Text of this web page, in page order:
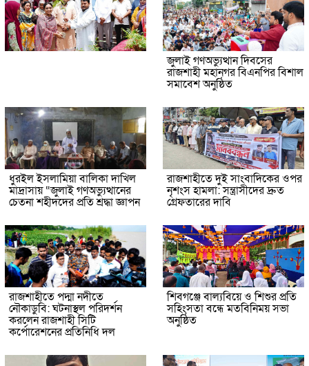
জুলাই গণঅভ্যুত্থান দিবসের
রাজশাহী মহানগর বিএনপির বিশাল
সমাবেশ অনুষ্ঠিত
ধুরইল ইসলামিয়া বালিকা দাখিল
মাদ্রাসায় “জুলাই গণঅভ্যুত্থানের
চেতনা শহীদদের প্রতি শ্রদ্ধা জ্ঞাপন
রাজশাহীতে দুই সাংবাদিকের ওপর
নৃশংস হামলা: সন্ত্রাসীদের দ্রুত
গ্রেফতারের দাবি
রাজশাহীতে পদ্মা নদীতে
নৌকাডুবি: ঘটনাস্থল পরিদর্শন
করলেন রাজশাহী সিটি
কর্পোরেশনের প্রতিনিধি দল
শিবগঞ্জে বাল্যবিয়ে ও শিশুর প্রতি
সহিংসতা বন্ধে মতবিনিময় সভা
অনুষ্ঠিত